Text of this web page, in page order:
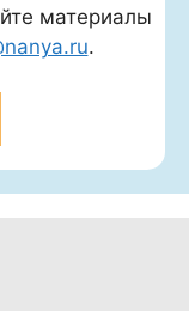
материалы
.